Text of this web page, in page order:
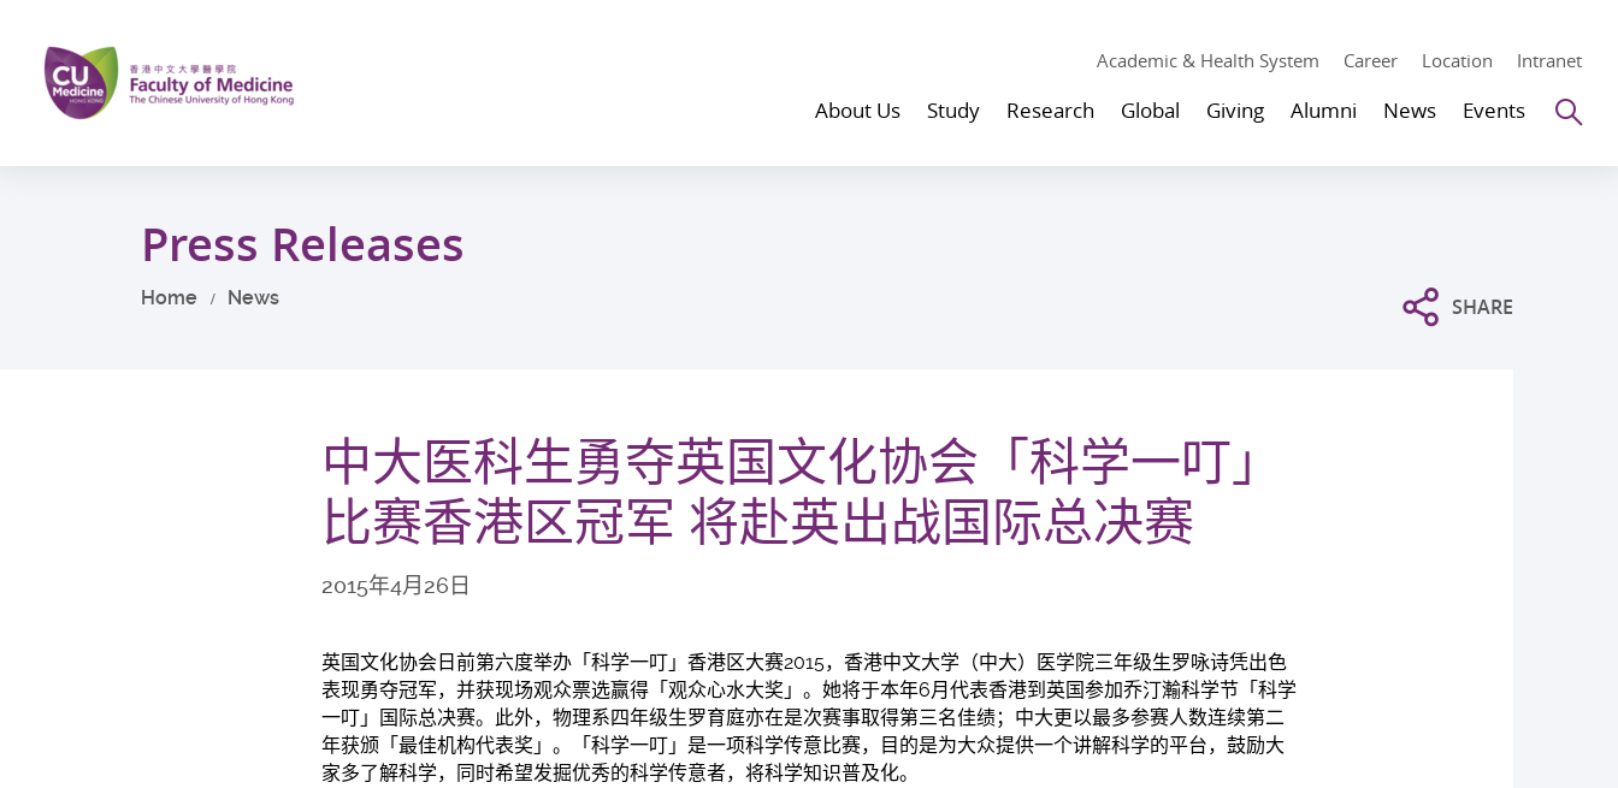
main
content
Academic & Health System Career Location Intranet
About Us Study Research Global Giving Alumni News Events
Press Releases
Home News SHARE
中大医科生勇夺英国文化协会「科学一叮」
比赛香港区冠军 将赴英出战国际总决赛
2015年4月26日
英国文化协会日前第六度举办「科学一叮」香港区大赛2015，香港中文大学（中大）医学院三年级生罗咏诗凭出色
表现勇夺冠军，并获现场观众票选赢得「观众心水大奖」。她将于本年6月代表香港到英国参加乔汀瀭科学节「科学
一叮」国际总决赛。此外，物理系四年级生罗育庭亦在是次赛事取得第三名佳绩；中大更以最多参赛人数连续第二
年获颁「最佳机构代表奖」。「科学一叮」是一项科学传意比赛，目的是为大众提供一个讲解科学的平台，鼓励大
家多了解科学，同时希望发掘优秀的科学传意者，将科学知识普及化。